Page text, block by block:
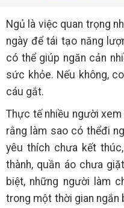
Ngủ là việc quan trọng
ngày để tái tạo năng
có thể giúp ngăn cản
sức khỏe. Nếu không,
cáu gắt.
Thực tế nhiều người
rằng làm sao có thểđi
yêu thích chưa kết
thành, quần áo chưa
biệt, những người làm
trong một thời gian